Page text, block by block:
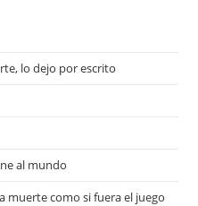
lo dejo por escrito
al mundo
muerte como si fuera el juego